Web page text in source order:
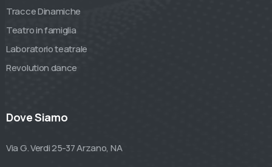
Tracce Dinamiche
Teatro in famiglia
Laboratorio teatrale
Revolution dance
Dove Siamo
Via G. Verdi 25-37 Arzano, NA